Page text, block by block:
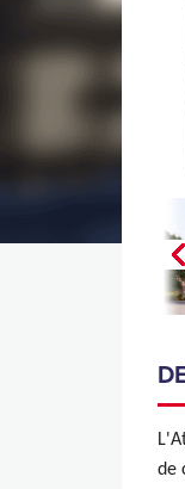
de